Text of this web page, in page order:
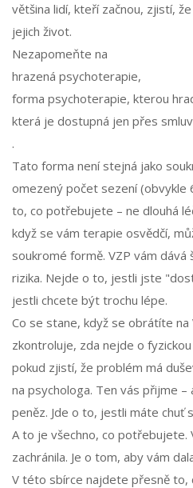
většina lidí, kteří začnou, zjistí,
jejich život.
Nezapomeňte na
hrazená psychoterapie,
forma psychoterapie, kterou
která je dostupná jen přes
.
Tato forma není stejná jako
omezený počet sezení (obvykle
to, co potřebujete – ne dlouhá
když se vám terapie osvědčí,
soukromé formě. VZP vám
rizika. Nejde o to, jestli jste
jestli chcete být trochu lépe.
Co se stane, když se obrátíte na
zkontroluje, zda nejde o
pokud zjistí, že problém má
na psychologa. Ten vás přijme
peněz. Jde o to, jestli máte chuť
A to je všechno, co potřebujete.
zachránila. Je o tom, aby vám
V této sbírce najdete přesně